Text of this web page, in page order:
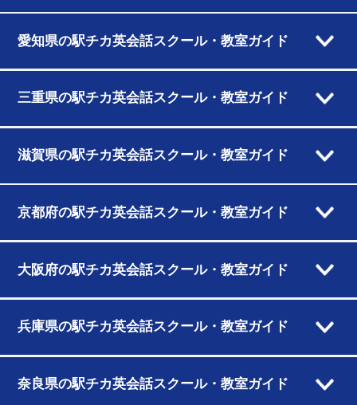
愛知県の駅チカ英会話スクール・教室ガイド
三重県の駅チカ英会話スクール・教室ガイド
滋賀県の駅チカ英会話スクール・教室ガイド
京都府の駅チカ英会話スクール・教室ガイド
大阪府の駅チカ英会話スクール・教室ガイド
兵庫県の駅チカ英会話スクール・教室ガイド
奈良県の駅チカ英会話スクール・教室ガイド